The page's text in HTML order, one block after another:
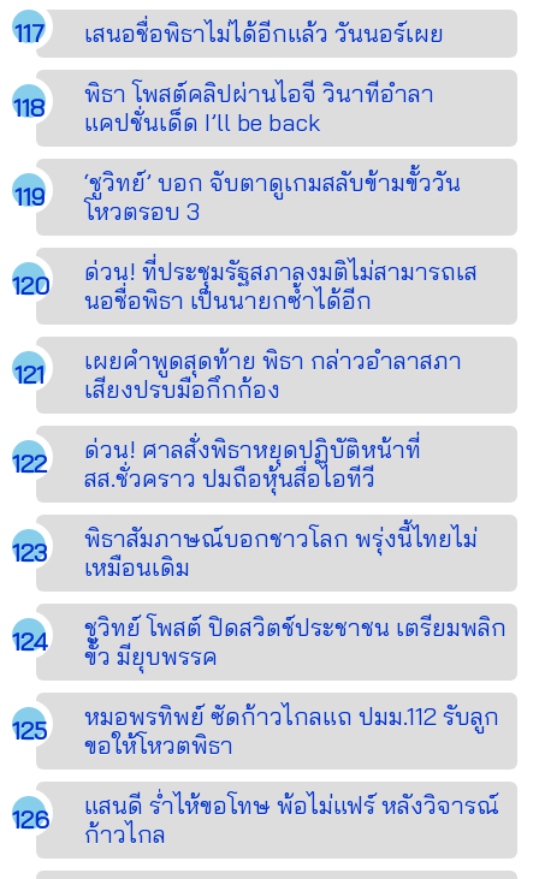
เสนอชื่อพิธาไม่ได้อีกแล้ว วันนอร์เผย
พิธา โพสต์คลิปผ่านไอจี วินาทีอำลา
แคปชั่นเด็ด I’ll be back
‘ชูวิทย์’ บอก จับตาดูเกมสลับข้ามขั้ววัน
โหวตรอบ 3
ด่วน! ที่ประชุมรัฐสภาลงมติไม่สามารถเส
นอชื่อพิธา เป็นนายกซ้ำได้อีก
เผยคำพูดสุดท้าย พิธา กล่าวอำลาสภา
เสียงปรบมือกึกก้อง
ด่วน! ศาลสั่งพิธาหยุดปฏิบัติหน้าที่
สส.ชั่วคราว ปมถือหุ้นสื่อไอทีวี
พิธาสัมภาษณ์บอกชาวโลก พรุ่งนี้ไทยไม่
เหมือนเดิม
ชูวิทย์ โพสต์ ปิดสวิตช์ประชาชน เตรียมพลิก
ขั้ว มียุบพรรค
หมอพรทิพย์ ซัดก้าวไกลแถ ปมม.112 รับลูก
ขอให้โหวตพิธา
แสนดี ร่ำไห้ขอโทษ พ้อไม่แฟร์ หลังวิจารณ์
ก้าวไกล